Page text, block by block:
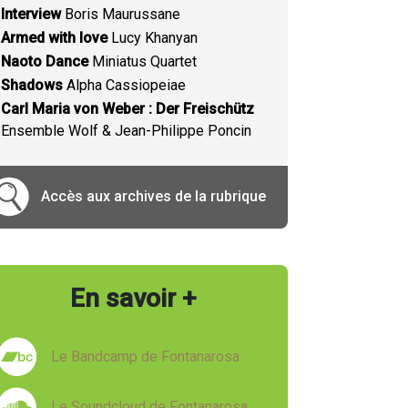
InterviewBoris Maurussane
Armed with loveLucy Khanyan
Naoto DanceMiniatus Quartet
Shadows Alpha Cassiopeiae
Carl Maria von Weber : Der Freischütz
Ensemble Wolf & Jean-Philippe Poncin
Accès aux archives de la rubrique
En savoir +
Le Bandcamp de Fontanarosa